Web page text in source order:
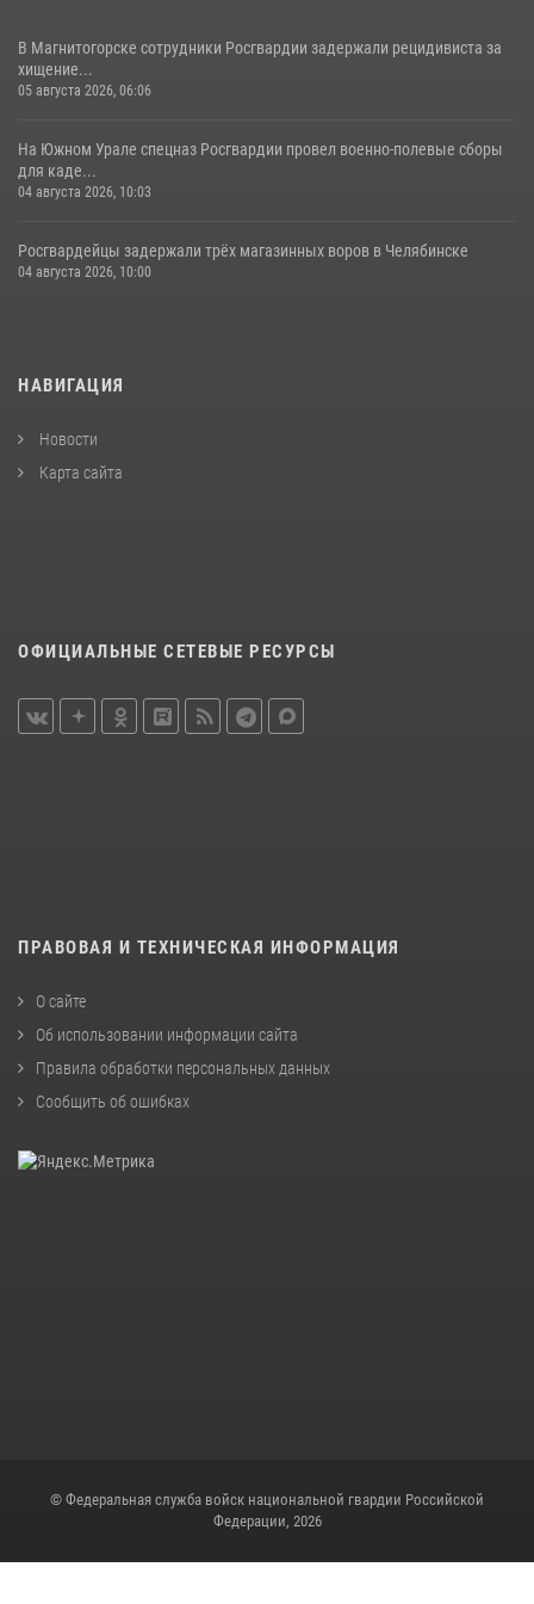
В Магнитогорске сотрудники Росгвардии задержали рецидивиста за
хищение...
05 августа 2026, 06:06
На Южном Урале спецназ Росгвардии провел военно-полевые сборы
для каде...
04 августа 2026, 10:03
Росгвардейцы задержали трёх магазинных воров в Челябинске
04 августа 2026, 10:00
НАВИГАЦИЯ
Новости
Карта сайта
ОФИЦИАЛЬНЫЕ СЕТЕВЫЕ РЕСУРСЫ
ПРАВОВАЯ И ТЕХНИЧЕСКАЯ ИНФОРМАЦИЯ
О сайте
Об использовании информации сайта
Правила обработки персональных данных
Сообщить об ошибках
© Федеральная служба войск национальной гвардии Российской
Федерации, 2026